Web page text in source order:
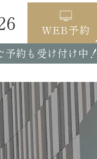
WEB予約
予約も受け付け中！